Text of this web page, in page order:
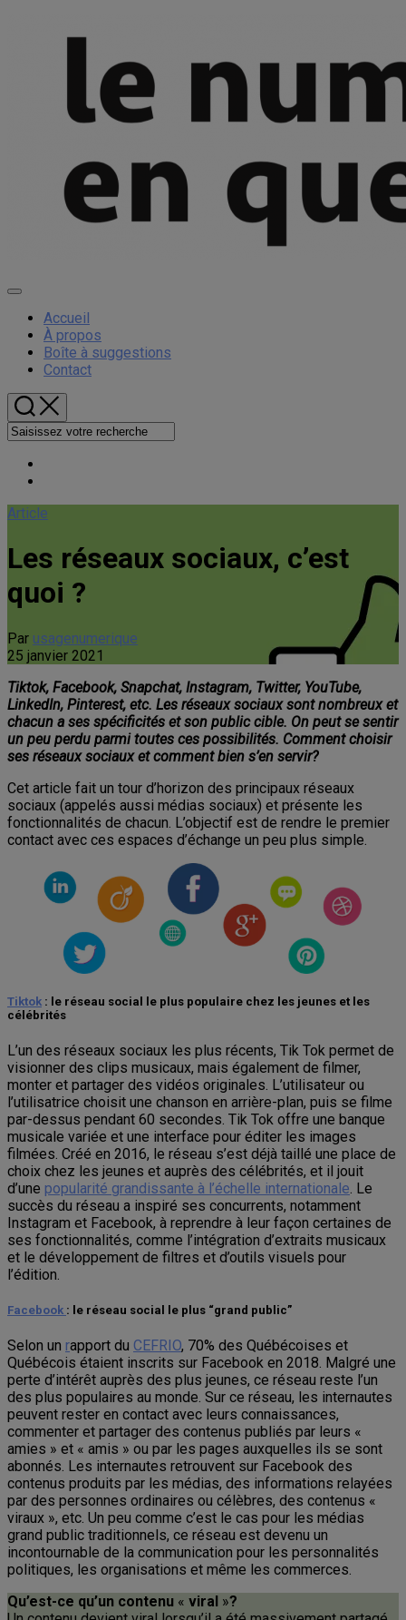
Expand
Accueil
À propos
Boîte à suggestions
Contact
Article
Les réseaux sociaux, c’est
quoi ?
Par usagenumerique
25 janvier 2021
Tiktok, Facebook, Snapchat, Instagram, Twitter, YouTube,
LinkedIn, Pinterest, etc. Les réseaux sociaux sont nombreux et
chacun a ses spécificités et son public cible. On peut se sentir
un peu perdu parmi toutes ces possibilités. Comment choisir
ses réseaux sociaux et comment bien s’en servir?
Cet article fait un tour d’horizon des principaux réseaux
sociaux (appelés aussi médias sociaux) et présente les
fonctionnalités de chacun. L’objectif est de rendre le premier
contact avec ces espaces d’échange un peu plus simple.
Tiktok : le réseau social le plus populaire chez les jeunes et les
célébrités
L’un des réseaux sociaux les plus récents, Tik Tok permet de
visionner des clips musicaux, mais également de filmer,
monter et partager des vidéos originales. L’utilisateur ou
l’utilisatrice choisit une chanson en arrière-plan, puis se filme
par-dessus pendant 60 secondes. Tik Tok offre une banque
musicale variée et une interface pour éditer les images
filmées. Créé en 2016, le réseau s’est déjà taillé une place de
choix chez les jeunes et auprès des célébrités, et il jouit
d’une popularité grandissante à l’échelle internationale . Le
succès du réseau a inspiré ses concurrents, notamment
Instagram et Facebook, à reprendre à leur façon certaines de
ses fonctionnalités, comme l’intégration d’extraits musicaux
et le développement de filtres et d’outils visuels pour
l’édition.
Facebook : le réseau social le plus “grand public”
Selon un rapport du CEFRIO, 70% des Québécoises et
Québécois étaient inscrits sur Facebook en 2018. Malgré une
perte d’intérêt auprès des plus jeunes, ce réseau reste l’un
des plus populaires au monde. Sur ce réseau, les internautes
peuvent rester en contact avec leurs connaissances,
commenter et partager des contenus publiés par leurs «
amies » et « amis » ou par les pages auxquelles ils se sont
abonnés. Les internautes retrouvent sur Facebook des
contenus produits par les médias, des informations relayées
par des personnes ordinaires ou célèbres, des contenus «
viraux », etc. Un peu comme c’est le cas pour les médias
grand public traditionnels, ce réseau est devenu un
incontournable de la communication pour les personnalités
politiques, les organisations et même les commerces.
Qu’est-ce qu’un contenu « viral »?